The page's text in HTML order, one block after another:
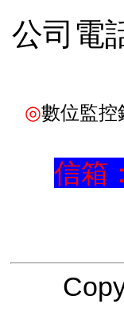
公司電
◎數位監控
信箱：